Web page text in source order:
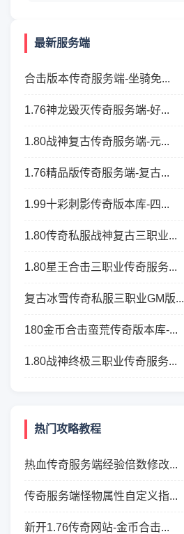
最新服务端
合击版本传奇服务端-坐骑免...
1.76神龙毁灭传奇服务端-好...
1.80战神复古传奇服务端-元...
1.76精品版传奇服务端-复古...
1.99十彩刺影传奇版本库-四...
1.80传奇私服战神复古三职业...
1.80星王合击三职业传奇服务...
复古冰雪传奇私服三职业GM版...
180金币合击蛮荒传奇版本库-...
1.80战神终极三职业传奇服务...
热门攻略教程
热血传奇服务端经验倍数修改...
传奇服务端怪物属性自定义指...
新开1.76传奇网站-金币合击...